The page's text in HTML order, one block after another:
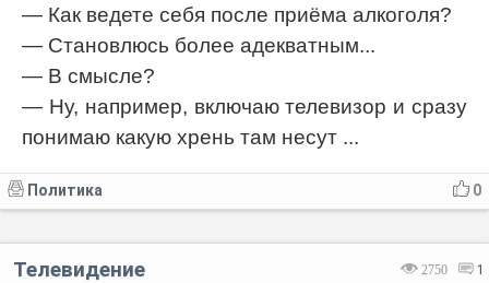
— Как ведете себя после приёма алкоголя?
— Становлюсь более адекватным...
— В смысле?
— Ну, например, включаю телевизор и сразу
понимаю какую хрень там несут ...
0
Политика
2750 1
Телевидение